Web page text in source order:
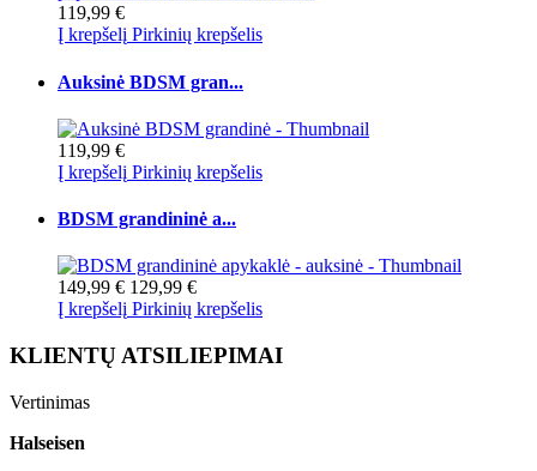
119,99 €
Į krepšelį Pirkinių krepšelis
Auksinė BDSM gran...
119,99 €
Į krepšelį Pirkinių krepšelis
BDSM grandininė a...
149,99 € 129,99 €
Į krepšelį Pirkinių krepšelis
KLIENTŲ ATSILIEPIMAI
Vertinimas
Halseisen